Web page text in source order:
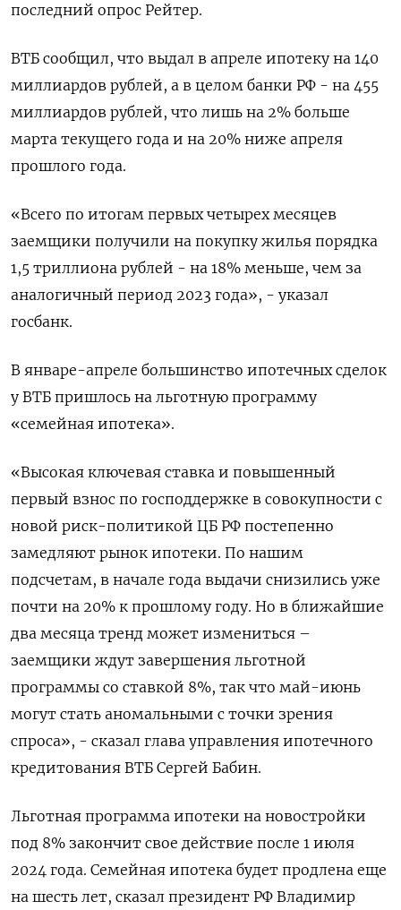
последний опрос Рейтер.
ВТБ сообщил, что выдал в апреле ипотеку на 140
миллиардов рублей, а в целом банки РФ - на 455
миллиардов рублей, что лишь на 2% больше
марта текущего года и на 20% ниже апреля
прошлого года.
«Всего по итогам первых четырех месяцев
заемщики получили на покупку жилья порядка
1,5 триллиона рублей - на 18% меньше, чем за
аналогичный период 2023 года», - указал
госбанк.
В январе-апреле большинство ипотечных сделок
у ВТБ пришлось на льготную программу
«семейная ипотека».
«Высокая ключевая ставка и повышенный
первый взнос по господдержке в совокупности с
новой риск-политикой ЦБ РФ постепенно
замедляют рынок ипотеки. По нашим
подсчетам, в начале года выдачи снизились уже
почти на 20% к прошлому году. Но в ближайшие
два месяца тренд может измениться –
заемщики ждут завершения льготной
программы со ставкой 8%, так что май-июнь
могут стать аномальными с точки зрения
спроса», - сказал глава управления ипотечного
кредитования ВТБ Сергей Бабин.
Льготная программа ипотеки на новостройки
под 8% закончит свое действие после 1 июля
2024 года. Семейная ипотека будет продлена еще
на шесть лет, сказал президент РФ Владимир